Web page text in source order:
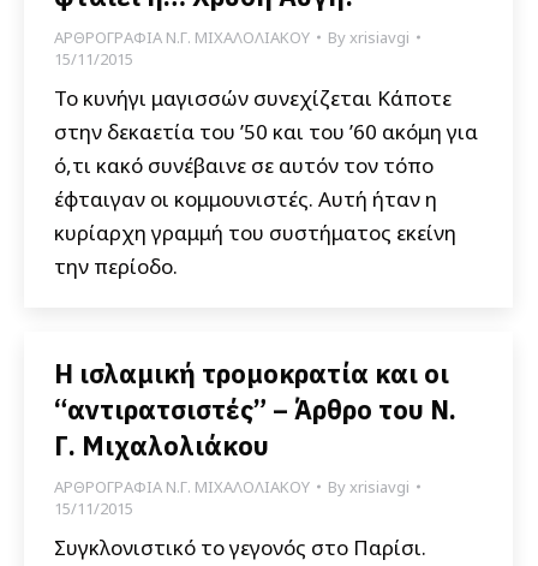
ΑΡΘΡΟΓΡΑΦΙΑ Ν.Γ. ΜΙΧΑΛΟΛΙΑΚΟΥ Byxrisiavgi
15/11/2015
Το κυνήγι μαγισσών συνεχίζεται Κάποτε
στην δεκαετία του ’50 και του ’60 ακόμη για
ό,τι κακό συνέβαινε σε αυτόν τον τόπο
έφταιγαν οι κομμουνιστές. Αυτή ήταν η
κυρίαρχη γραμμή του συστήματος εκείνη
την περίοδο.
Η ισλαμική τρομοκρατία και οι
“αντιρατσιστές” – Άρθρο του Ν.
Γ. Μιχαλολιάκου
ΑΡΘΡΟΓΡΑΦΙΑ Ν.Γ. ΜΙΧΑΛΟΛΙΑΚΟΥ Byxrisiavgi
15/11/2015
Συγκλονιστικό το γεγονός στο Παρίσι.